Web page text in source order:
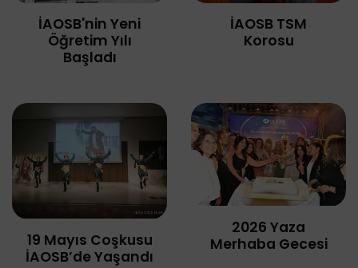
İAOSB'nin Yeni
Öğretim Yılı
Başladı
İAOSB TSM
Korosu
19 Mayıs Coşkusu
İAOSB’de Yaşandı
2026 Yaza
Merhaba Gecesi